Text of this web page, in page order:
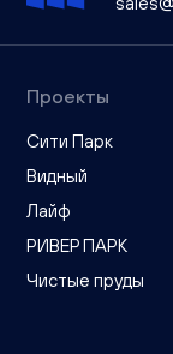
Проекты
Сити Парк
Видный
Лайф
РИВЕР ПАРК
Чистые пруды